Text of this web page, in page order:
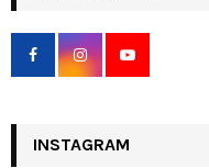
h
f
r
INSTAGRAM